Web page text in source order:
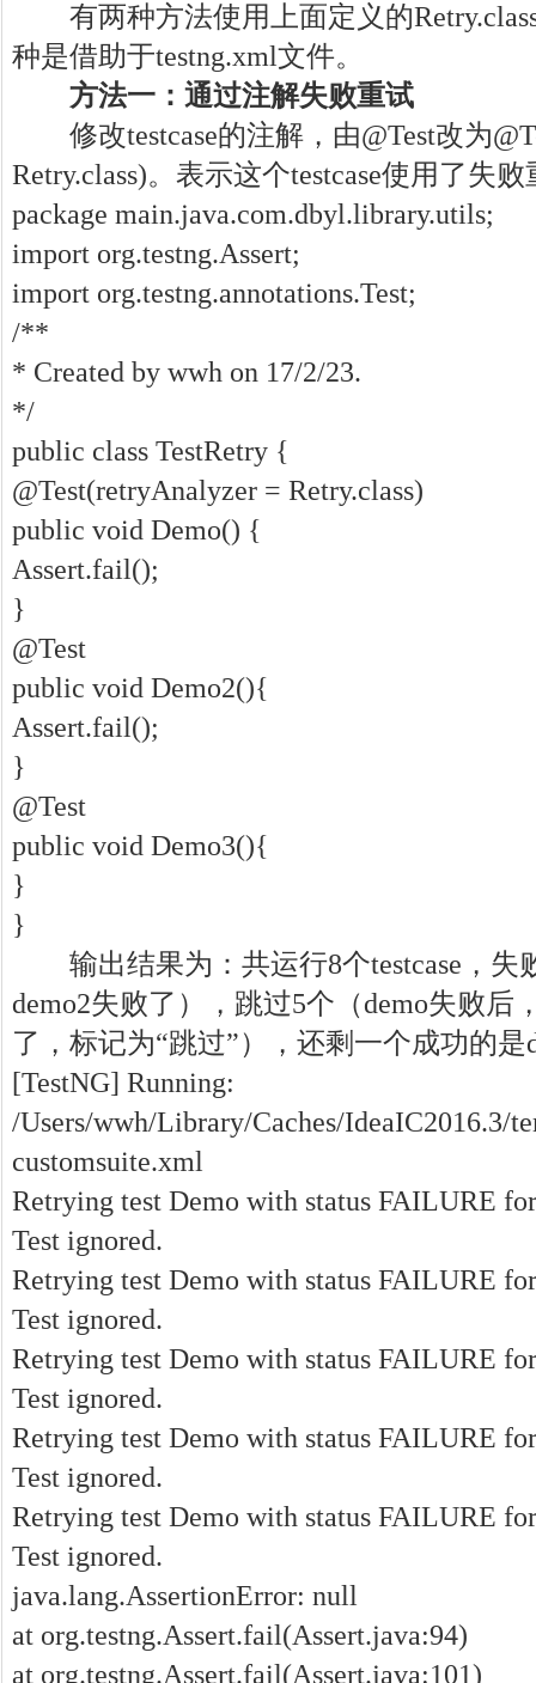
有两种方法使用上面定义的
种是借助于testng.xml文件。
方法一：通过注解失败重试
修改testcase的注解，由@Test改为
Retry.class)。表示这个testcase使用了失
package main.java.com.dbyl.library.utils;
import org.testng.Assert;
import org.testng.annotations.Test;
/**
* Created by wwh on 17/2/23.
*/
public class TestRetry {
@Test(retryAnalyzer = Retry.class)
public void Demo() {
Assert.fail();
}
@Test
public void Demo2(){
Assert.fail();
}
@Test
public void Demo3(){
}
}
输出结果为：共运行8个testcase，失
demo2失败了），跳过5个（demo失败后
了，标记为“跳过”），还剩一个成功的是
[TestNG] Running:
/Users/wwh/Library/Caches/IdeaIC2016.3/
customsuite.xml
Retrying test Demo with status FAILURE
Test ignored.
Retrying test Demo with status FAILURE
Test ignored.
Retrying test Demo with status FAILURE
Test ignored.
Retrying test Demo with status FAILURE
Test ignored.
Retrying test Demo with status FAILURE
Test ignored.
java.lang.AssertionError: null
at org.testng.Assert.fail(Assert.java:94)
at org.testng.Assert.fail(Assert.java:101)